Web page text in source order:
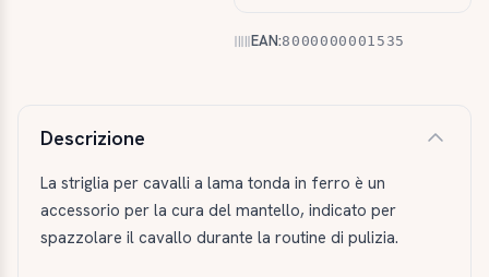
EAN:8000000001535
Descrizione
La striglia per cavalli a lama tonda in ferro è un
accessorio per la cura del mantello, indicato per
spazzolare il cavallo durante la routine di pulizia.